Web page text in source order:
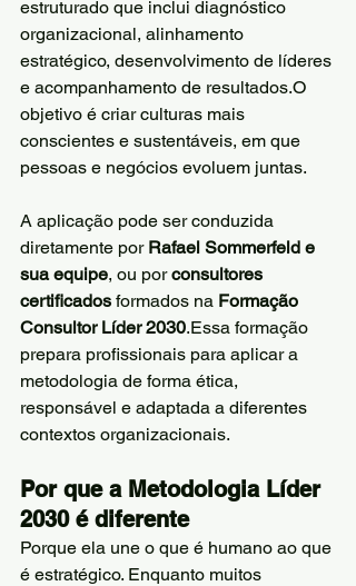
estruturado que inclui diagnóstico
organizacional, alinhamento
estratégico, desenvolvimento de líderes
e acompanhamento de resultados.O
objetivo é criar culturas mais
conscientes e sustentáveis, em que
pessoas e negócios evoluem juntas.
A aplicação pode ser conduzida
diretamente por Rafael Sommerfeld e
sua equipe, ou por consultores
certificados formados na Formação
Consultor Líder 2030.Essa formação
prepara profissionais para aplicar a
metodologia de forma ética,
responsável e adaptada a diferentes
contextos organizacionais.
Por que a Metodologia Líder
2030 é diferente
Porque ela une o que é humano ao que
é estratégico. Enquanto muitos